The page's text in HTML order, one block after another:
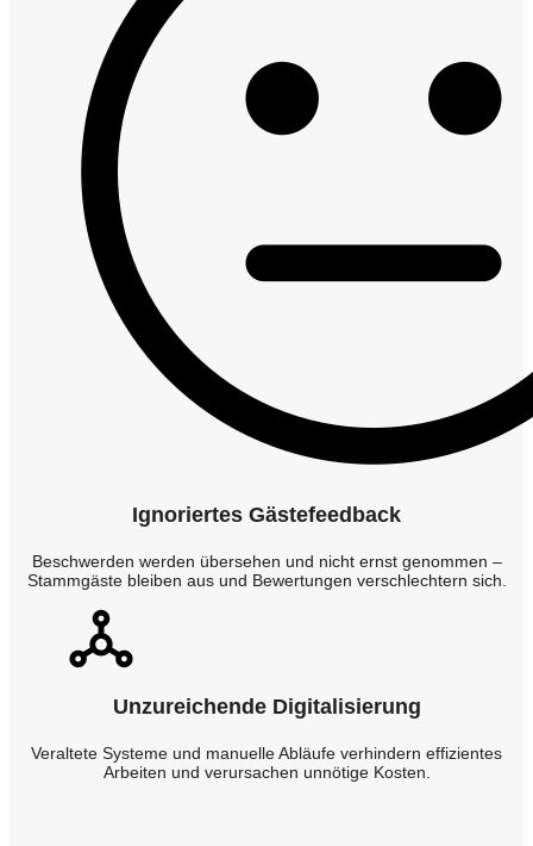
Ignoriertes Gästefeedback
Beschwerden werden übersehen und nicht ernst genommen –
Stammgäste bleiben aus und Bewertungen verschlechtern sich.
Unzureichende Digitalisierung
Veraltete Systeme und manuelle Abläufe verhindern effizientes
Arbeiten und verursachen unnötige Kosten.